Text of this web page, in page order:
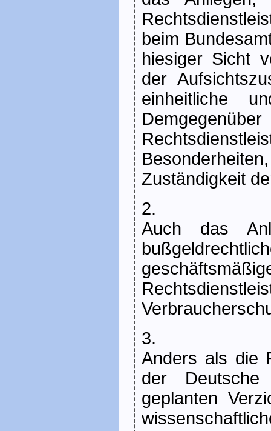
beim
hiesiger Sicht
der
einheitliche
Zuständigkeit
2.
Auch das
3.
Anders als die
der Deutsche
geplanten